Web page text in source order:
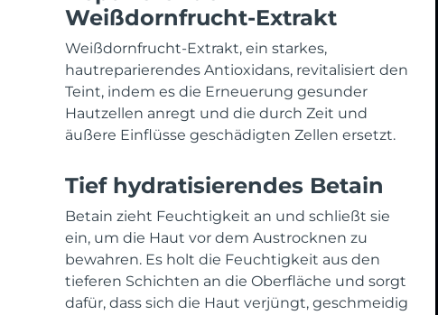
Weißdornfrucht-Extrakt
Weißdornfrucht-Extrakt, ein starkes,
hautreparierendes Antioxidans, revitalisiert den
Teint, indem es die Erneuerung gesunder
Hautzellen anregt und die durch Zeit und
äußere Einflüsse geschädigten Zellen ersetzt.
Tief hydratisierendes Betain
Betain zieht Feuchtigkeit an und schließt sie
ein, um die Haut vor dem Austrocknen zu
bewahren. Es holt die Feuchtigkeit aus den
tieferen Schichten an die Oberfläche und sorgt
dafür, dass sich die Haut verjüngt, geschmeidig
All acne treatment devices
All revitalizing eye massagers
KIWI™ skincare
Advanced pore care essentials
Serum
issa™ Teeth Whitening Gel
18% PAP
Kosmetik
Männer
FOREO APP
ÜBER